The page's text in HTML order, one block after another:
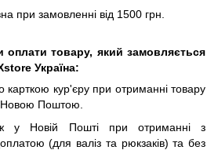
при замовленні від 1500 грн.
оплати товару, який замовляється
Україна:
карткою кур'єру при отриманні товару
Новою Поштою.
у Новій Пошті при отриманні з
(для валіз та рюкзаків) та без